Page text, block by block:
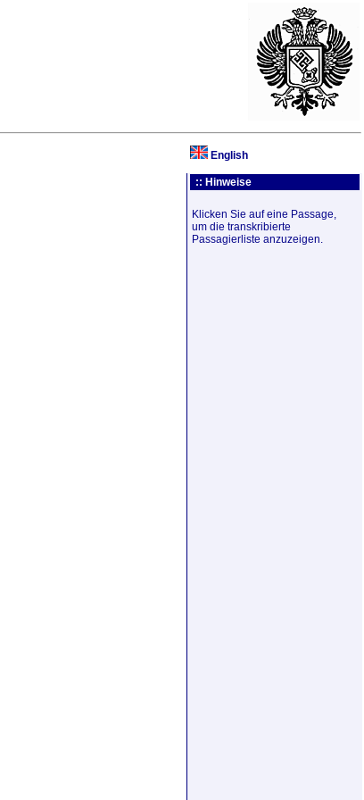
English
:: Hinweise
Klicken Sie auf eine Passage,
um die transkribierte
Passagierliste anzuzeigen.